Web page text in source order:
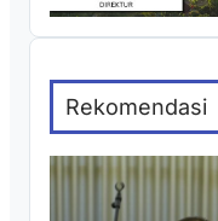
Rekomendasi